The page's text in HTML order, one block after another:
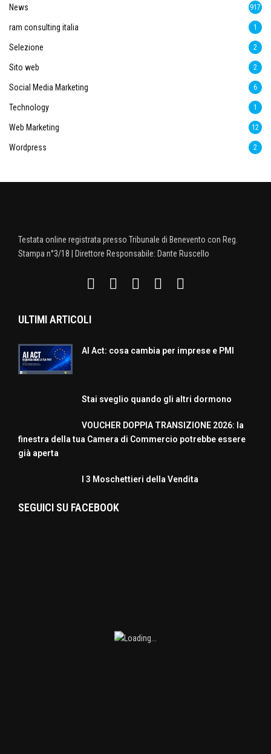
News 917
ram consulting italia 1
Selezione 2
Sito web 2
Social Media Marketing 6
Technology 1
Web Marketing 12
Wordpress 2
Testata online registrata presso Tribunale di Benevento con Reg.
Stampa n°3/18 | Direttore Responsabile: Dante Ruscello
ULTIMI ARTICOLI
AI Act: cosa cambia per imprese e PMI
Stai sveglio quando gli altri dormono
VOUCHER DOPPIA TRANSIZIONE 2026: la
finestra della tua Camera di Commercio potrebbe essere
già aperta
I 3 Moschettieri della Vendita
SEGUICI SU FACEBOOK